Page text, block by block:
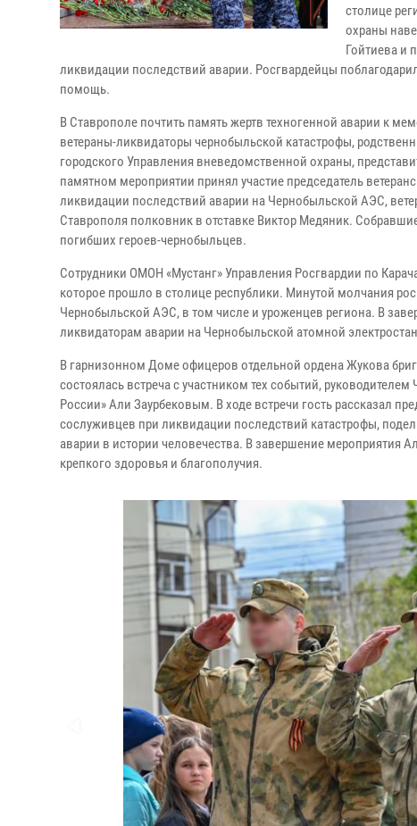
столице
охраны
Гойтиева и
ликвидации последствий аварии. Росгвардейцы
помощь.
В Ставрополе почтить память жертв техногенной аварии к
ветераны-ликвидаторы чернобыльской катастрофы,
городского Управления вневедомственной охраны,
памятном мероприятии принял участие председатель
ликвидации последствий аварии на Чернобыльской АЭС,
Ставрополя полковник в отставке Виктор Медяник.
погибших героев-чернобыльцев.
Сотрудники ОМОН «Мустанг» Управления Росгвардии по
которое прошло в столице республики. Минутой молчания
Чернобыльской АЭС, в том числе и уроженцев региона. В
ликвидаторам аварии на Чернобыльской атомной
В гарнизонном Доме офицеров отдельной ордена Жукова
состоялась встреча с участником тех событий,
России» Али Заурбековым. В ходе встречи гость рассказал
сослуживцев при ликвидации последствий катастрофы,
аварии в истории человечества. В завершение мероприятия
крепкого здоровья и благополучия.